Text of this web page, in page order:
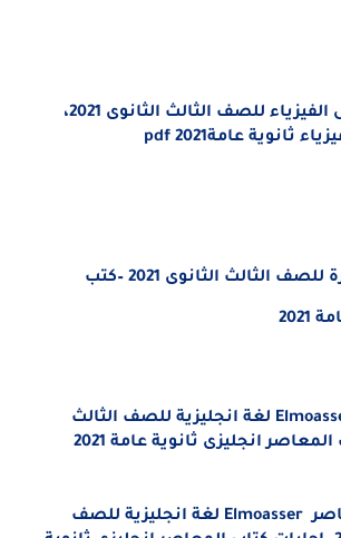
كتاب الامتحان فى الفيزياء للصف الثالث الثانوى 2021،
ثانوية عامة2021
pdf
تحميل كتب الوزارة للصف الثالث الثانوى 2021 –كتب
لغة انجليزية للصف الثالث
انجليزى ثانوية عامة 2021
Elmoasser لغة انجليزية للصف